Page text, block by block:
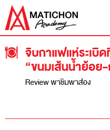
Skip
content
จิบกาแฟแห่ระเบิ
“ขนมเส้นน้ำย้อย
Review พาชิมพาส่อง